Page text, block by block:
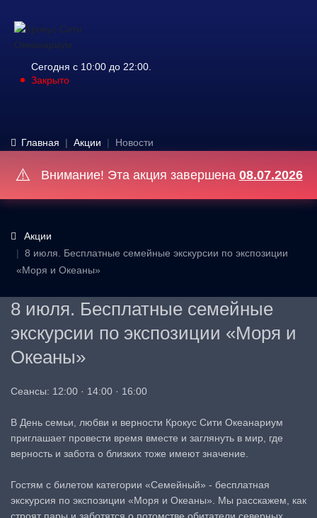
Сегодня с 10:00 до 22:00.
Закрыто
Главная Акции Новости
⚠️ Внимание! Эта акция завершена 08.07.2026
Акции
8 июля. Бесплатные семейные экскурсии по экспозиции
«Моря и Океаны»
8 июля. Бесплатные семейные
экскурсии по экспозиции «Моря и
Океаны»
Сеансы: 12:00 · 14:00 · 16:00
В День семьи, любви и верности Крокус Сити Океанариум
приглашает провести время вместе и заглянуть в мир, где
верность и забота о близких тоже имеют значение.
Гостям с билетом категории «Семейный» - бесплатная
экскурсия по экспозиции «Моря и Океаны». Мы расскажем, как